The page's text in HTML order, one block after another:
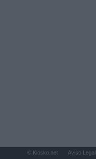
© Kiosko.net Aviso Legal